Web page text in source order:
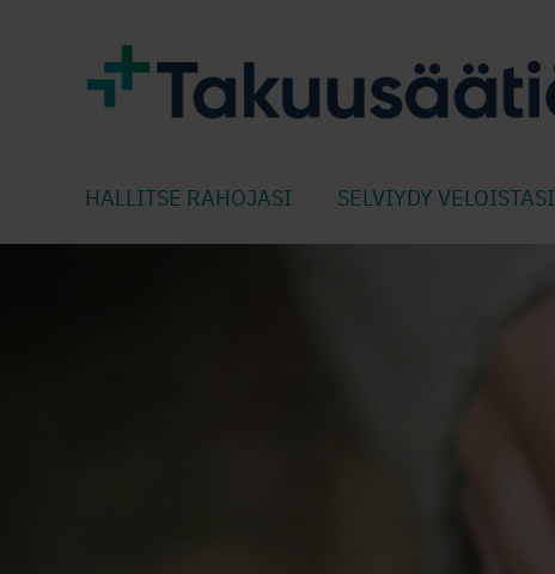
HALLITSE RAHOJASI SELVIYDY VELOISTASI